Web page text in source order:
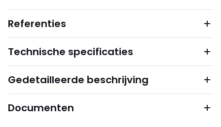
Referenties
Technische specificaties
Gedetailleerde beschrijving
Documenten